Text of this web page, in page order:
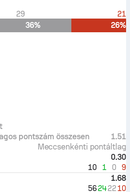
29
21
36%
26%
pontszám összesen
1.51
Meccsenkénti pontáltlag
0.30
10 1 0 9
1.68
56242210